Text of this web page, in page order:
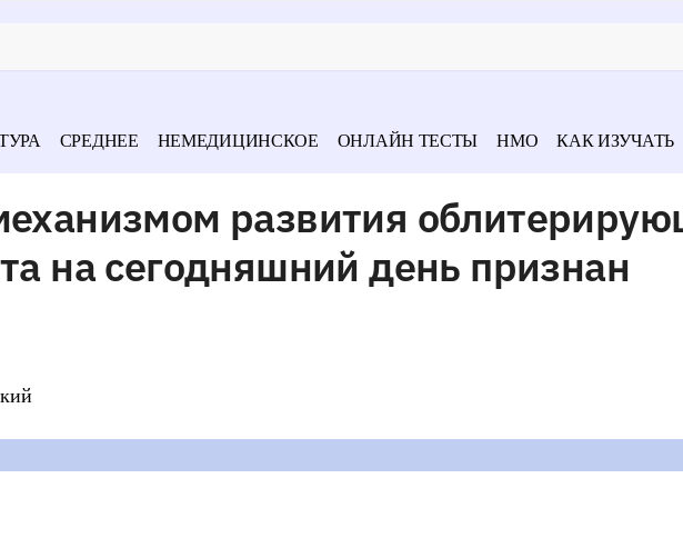
СРЕДНЕЕ НЕМЕДИЦИНСКОЕ ОНЛАЙН ТЕСТЫ НМО КАК ИЗУЧАТЬ
развития
на сегодняшний день признан